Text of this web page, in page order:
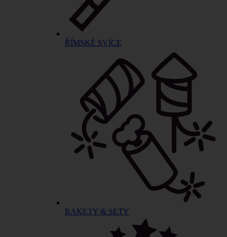
ŘÍMSKÉ SVÍCE
RAKETY & SETY